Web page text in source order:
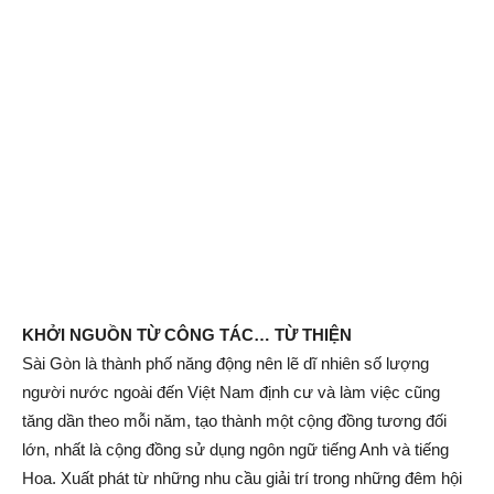
KHỞI NGUỒN TỪ CÔNG TÁC… TỪ THIỆN
Sài Gòn là thành phố năng động nên lẽ dĩ nhiên số lượng
người nước ngoài đến Việt Nam định cư và làm việc cũng
tăng dần theo mỗi năm, tạo thành một cộng đồng tương đối
lớn, nhất là cộng đồng sử dụng ngôn ngữ tiếng Anh và tiếng
Hoa. Xuất phát từ những nhu cầu giải trí trong những đêm hội